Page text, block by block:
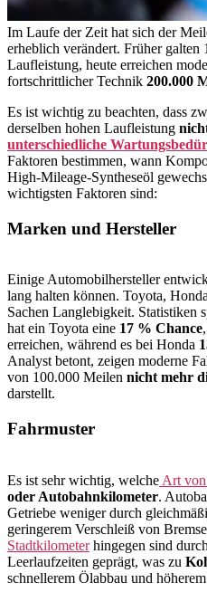
Im Laufe der Zeit hat sich der
erheblich verändert. Früher galten
Laufleistung, heute erreichen
fortschrittlicher Technik 200.000
Es ist wichtig zu beachten, dass
derselben hohen Laufleistung
unterschiedliche
Faktoren bestimmen, wann
High-Mileage-Syntheseöl
wichtigsten Faktoren sind:
Marken und Hersteller
Einige Automobilhersteller
lang halten können. Toyota,
Sachen Langlebigkeit. Statistiken
hat ein Toyota eine 17 % Chance
erreichen, während es bei Honda
Analyst betont, zeigen moderne
von 100.000 Meilen nicht mehr
darstellt.
Fahrmuster
Es ist sehr wichtig, welche Art
oder Autobahnkilometer.
Getriebe weniger durch
geringerem Verschleiß von
Stadtkilometerhingegen sind
Leerlaufzeiten geprägt, was zu
schnellerem Ölabbau und